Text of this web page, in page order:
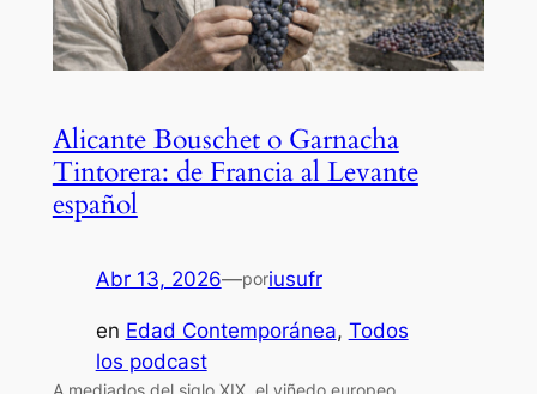
Alicante Bouschet o Garnacha
Tintorera: de Francia al Levante
español
Abr 13, 2026—poriusufr
en Edad Contemporánea, Todos
los podcast
A mediados del siglo XIX, el viñedo europeo